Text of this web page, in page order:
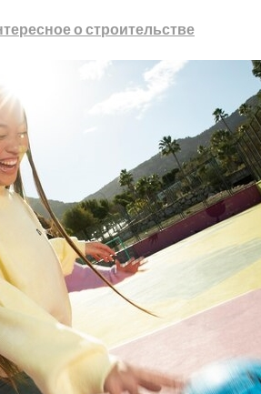
о строительстве